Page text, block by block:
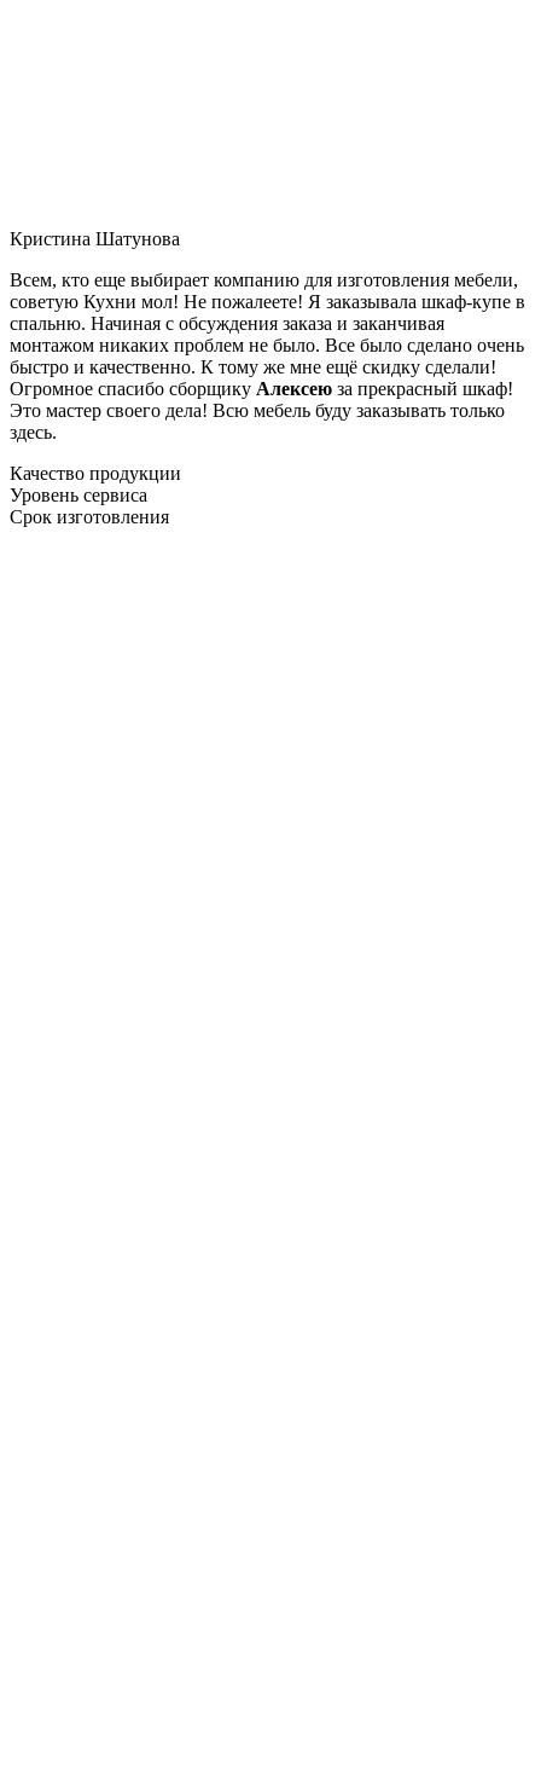
Кристина Шатунова
Всем, кто еще выбирает компанию для изготовления мебели,
советую Кухни мол! Не пожалеете! Я заказывала шкаф-купе в
спальню. Начиная с обсуждения заказа и заканчивая
монтажом никаких проблем не было. Все было сделано очень
быстро и качественно. К тому же мне ещё скидку сделали!
Огромное спасибо сборщику Алексею за прекрасный шкаф!
Это мастер своего дела! Всю мебель буду заказывать только
здесь.
Качество продукции
Уровень сервиса
Срок изготовления